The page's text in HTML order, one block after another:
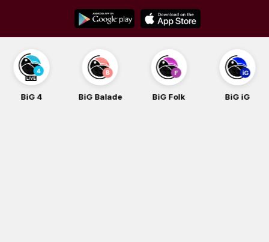
content
BiG Balade BiG Folk BiG iG BiG Rock